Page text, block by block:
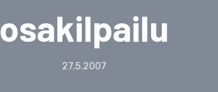
osakilpailu
27.5.2007